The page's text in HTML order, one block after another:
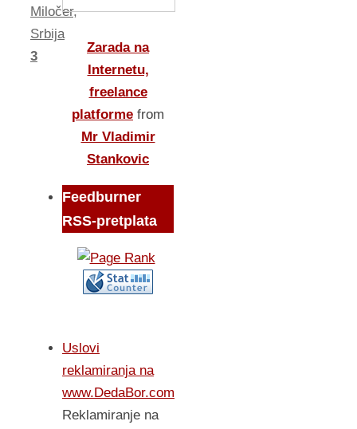
Miločer,
Srbija
3
Zarada na
Internetu,
freelance
platforme from
Mr Vladimir
Stankovic
Feedburner
RSS-pretplata
Uslovi
reklamiranja na
www.DedaBor.com
Reklamiranje na